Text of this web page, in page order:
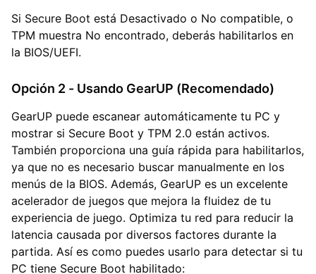
Si Secure Boot está Desactivado o No compatible, o
TPM muestra No encontrado, deberás habilitarlos en
la BIOS/UEFI.
Opción 2 - Usando GearUP (Recomendado)
GearUP puede escanear automáticamente tu PC y
mostrar si Secure Boot y TPM 2.0 están activos.
También proporciona una guía rápida para habilitarlos,
ya que no es necesario buscar manualmente en los
menús de la BIOS. Además, GearUP es un excelente
acelerador de juegos que mejora la fluidez de tu
experiencia de juego. Optimiza tu red para reducir la
latencia causada por diversos factores durante la
partida. Así es como puedes usarlo para detectar si tu
PC tiene Secure Boot habilitado: